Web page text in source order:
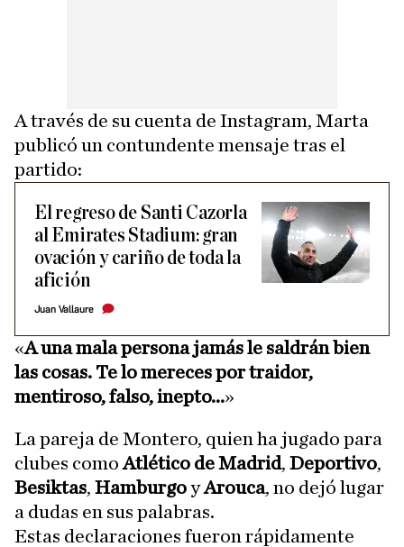
A través de su cuenta de Instagram, Marta
publicó un contundente mensaje tras el
partido:
El regreso de Santi Cazorla
al Emirates Stadium: gran
ovación y cariño de toda la
afición
Juan Vallaure
«A una mala persona jamás le saldrán bien
las cosas. Te lo mereces por traidor,
mentiroso, falso, inepto...»
La pareja de Montero, quien ha jugado para
clubes comoAtlético de Madrid, Deportivo,
Besiktas, HamburgoyArouca, no dejó lugar
a dudas en sus palabras.
Estas declaraciones fueron rápidamente